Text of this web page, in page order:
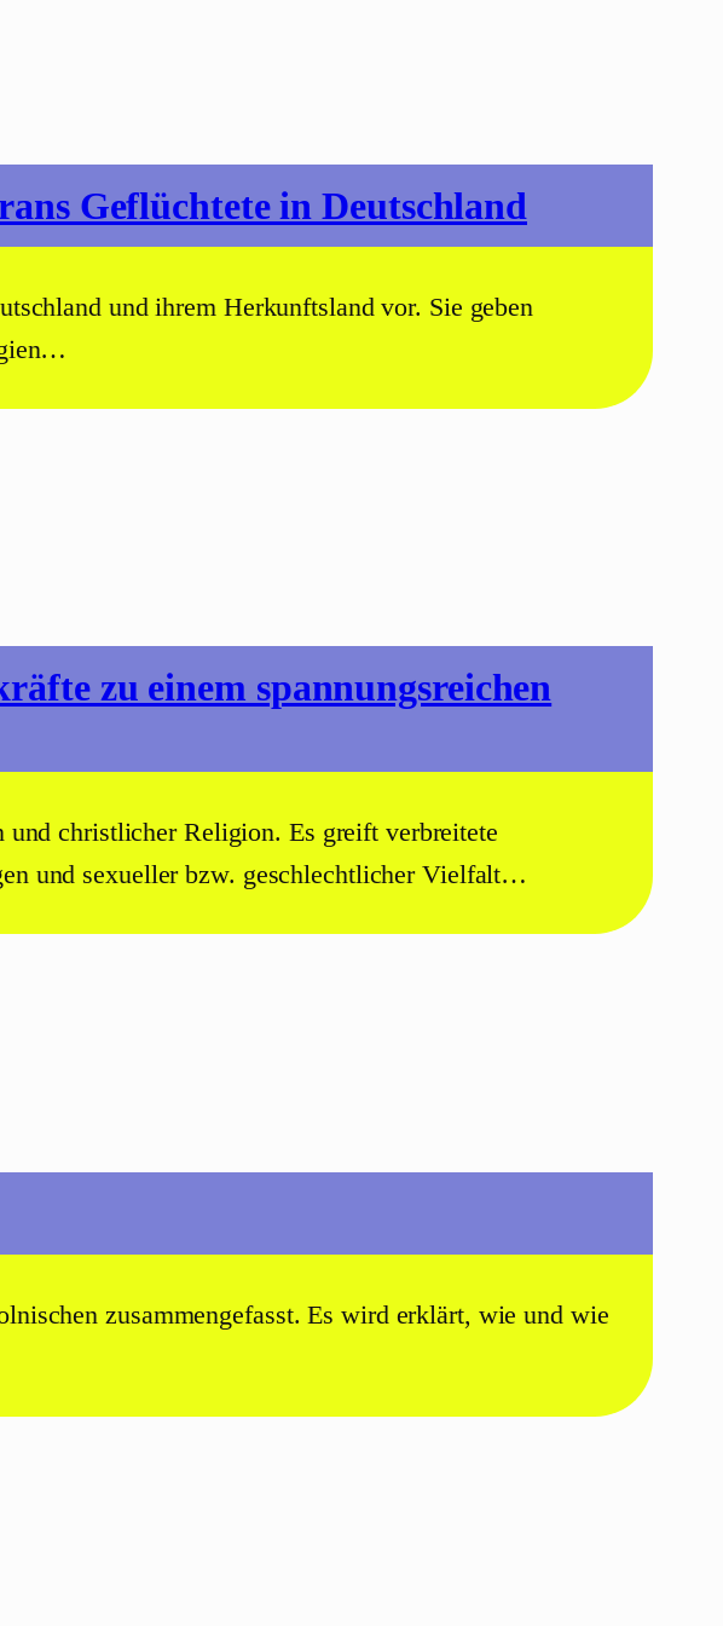
Geflüchtete in Deutschland
und ihrem Herkunftsland vor. Sie geben
zu einem spannungsreichen
und christlicher Religion. Es greift verbreitete
und sexueller bzw. geschlechtlicher Vielfalt…
zusammengefasst. Es wird erklärt, wie und wie